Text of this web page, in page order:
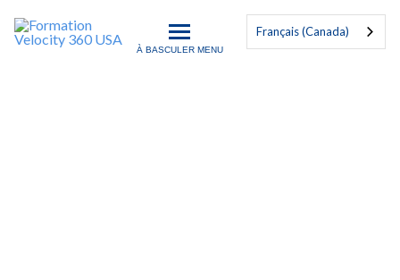
Formation Velocity 360
À BASCULER MENU
Français (Canada)